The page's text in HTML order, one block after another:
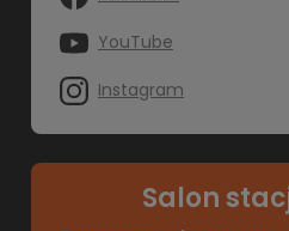
YouTube
Instagram
Salon